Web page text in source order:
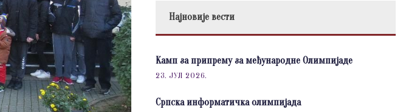
Најновије вести
Камп за припрему за међународне Олимпијаде
23. ЈУЛ 2026.
Српска информатичка олимпијада